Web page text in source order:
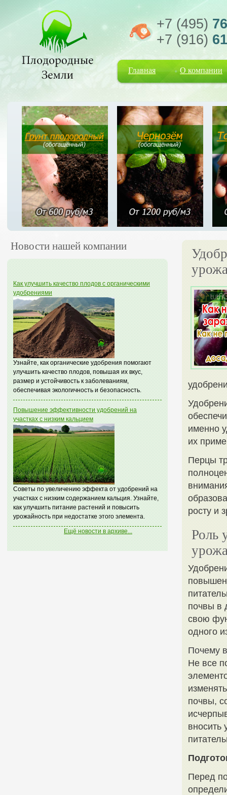
+7 (495)
+7 (916)
Главная О компании
Новости нашей компании
Как улучшить качество плодов с органическими
удобрениями
Узнайте, как органические удобрения помогают
улучшить качество плодов, повышая их вкус,
размер и устойчивость к заболеваниям,
обеспечивая экологичность и безопасность.
Повышение эффективности удобрений на
участках с низким кальцием
Советы по увеличению эффекта от удобрений на
участках с низким содержанием кальция. Узнайте,
как улучшить питание растений и повысить
урожайность при недостатке этого элемента.
Ещё новости в архиве...
именно
их
Перцы
росту и
Роль
почвы в
свою
одного
Почему
Не все
почвы,
вносить
Перед